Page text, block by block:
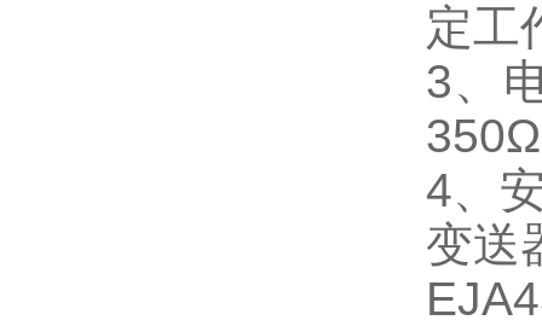
定工
3、
4、
变送